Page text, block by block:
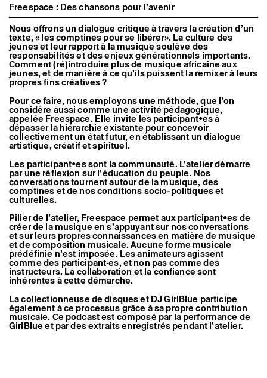
Freespace : Des chansons pour l’avenir
Nous offrons un dialogue critique à travers la création d’un
texte, « les comptines pour se libérer». La culture des
jeunes et leur rapport à la musique soulève des
responsabilités et des enjeux générationnels importants.
Comment (ré)introduire plus de musique africaine aux
jeunes, et de manière à ce qu’ils puissent la remixer à leurs
propres fins créatives ?
Pour ce faire, nous employons une méthode, que l’on
considère aussi comme une activité pédagogique,
appelée Freespace. Elle invite les participant•es à
dépasser la hiérarchie existante pour concevoir
collectivement un état futur, en établissant un dialogue
artistique, créatif et spirituel.
Les participant•es sont la communauté. L’atelier démarre
par une réflexion sur l’éducation du peuple. Nos
conversations tournent autour de la musique, des
comptines et de nos conditions socio-politiques et
culturelles.
Pilier de l’atelier, Freespace permet aux participant•es de
créer de la musique en s’appuyant sur nos conversations
et sur leurs propres connaissances en matière de musique
et de composition musicale. Aucune forme musicale
prédéfinie n’est imposée. Les animateurs agissent
comme des participant·es, et non pas comme des
instructeurs. La collaboration et la confiance sont
inhérentes à cette démarche.
La collectionneuse de disques et DJ GirlBlue participe
également à ce processus grâce à sa propre contribution
musicale. Ce podcast est composé par la performance de
GirlBlue et par des extraits enregistrés pendant l’atelier.